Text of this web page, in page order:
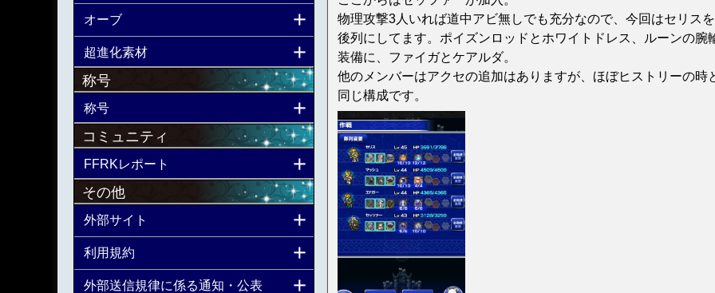
物理攻撃3人いれば道中アビ無しでも充分なので、今回はセリスを
後列にしてます。ポイズンロッドとホワイトドレス、ルーンの腕
装備に、ファイガとケアルダ。
他のメンバーはアクセの追加はありますが、ほぼヒストリーの時
同じ構成です。
オーブ
超進化素材
称号
称号
コミュニティ
FFRKレポート
その他
外部サイト
利用規約
外部送信規律に係る通知・公表